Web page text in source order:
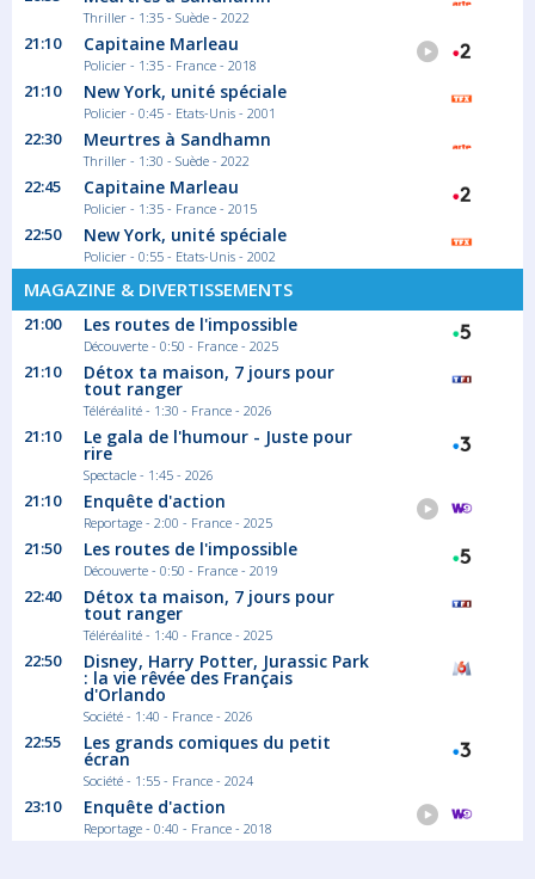
À Stonygates, Carrie Louise et son
troisième...
Série/Feuilleton Policier
01:55
Programmes de la nuit
Retrouvez tous vos programmes de nuit
Thriller - 1:35 - Suède - 2022
21:10 Capitaine Marleau
Policier - 1:35 - France - 2018
21:10 New York, unité spéciale
Policier - 0:45 - Etats-Unis - 2001
22:30 Meurtres à Sandhamn
Thriller - 1:30 - Suède - 2022
22:45 Capitaine Marleau
Policier - 1:35 - France - 2015
22:50 New York, unité spéciale
Policier - 0:55 - Etats-Unis - 2002
MAGAZINE & DIVERTISSEMENTS
21:00 Les routes de l'impossible
Découverte - 0:50 - France - 2025
21:10 Détox ta maison, 7 jours pour
tout ranger
Téléréalité - 1:30 - France - 2026
21:10 Le gala de l'humour - Juste pour
rire
Spectacle - 1:45 - 2026
21:10 Enquête d'action
Reportage - 2:00 - France - 2025
21:50 Les routes de l'impossible
Découverte - 0:50 - France - 2019
22:40 Détox ta maison, 7 jours pour
tout ranger
Téléréalité - 1:40 - France - 2025
22:50 Disney, Harry Potter, Jurassic Park
: la vie rêvée des Français
d'Orlando
Société - 1:40 - France - 2026
22:55 Les grands comiques du petit
écran
Société - 1:55 - France - 2024
23:10 Enquête d'action
Reportage - 0:40 - France - 2018